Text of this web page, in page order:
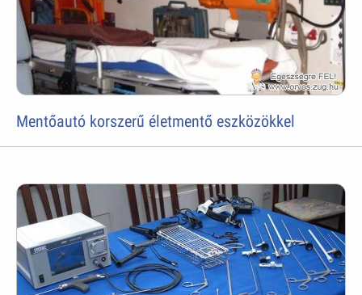
Mentőautó korszerű életmentő eszközökkel